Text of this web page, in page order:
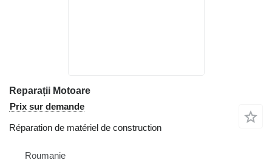
Reparații Motoare
Prix sur demande
Réparation de matériel de construction
Roumanie